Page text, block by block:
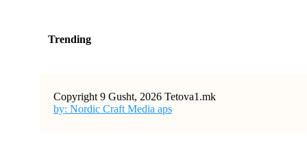
Trending
Copyright 9 Gusht, 2026 Tetova1.mk
by: Nordic Craft Media aps